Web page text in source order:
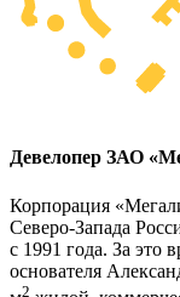
Девелопер ЗАО
Корпорация
Северо-Запада
с 1991 года. За это
основателя
2